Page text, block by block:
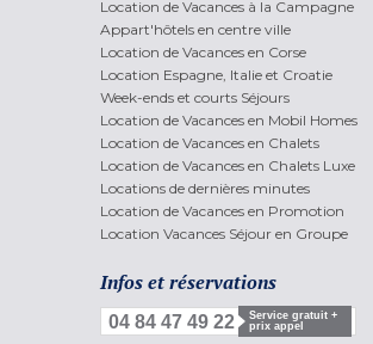
Location de Vacances à la Campagne
Appart'hôtels en centre ville
Location de Vacances en Corse
Location Espagne, Italie et Croatie
Week-ends et courts Séjours
Location de Vacances en Mobil Homes
Location de Vacances en Chalets
Location de Vacances en Chalets Luxe
Locations de dernières minutes
Location de Vacances en Promotion
Location Vacances Séjour en Groupe
Infos et réservations
04 84 47 49 22
Service gratuit +
prix appel